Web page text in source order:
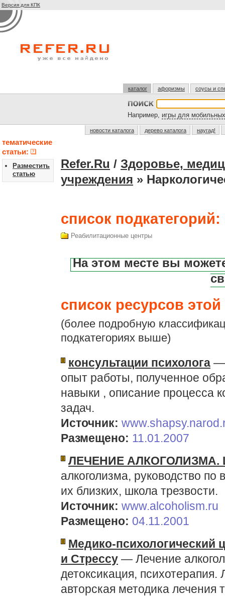
Версия для КПК
каталог афоризмы соусы и
Например, игры для мобильных
новости каталога дерево каталога наугад!
тематические
статьи:
Разместить
статью
Refer.Ru / Здоровье,
учреждения »
список подкатегорий:
Реабилитационные центры
На этом месте вы
список ресурсов этой
(более подробную
подкатегориях выше)
консультации психолога —
опыт работы, полученное
навыки , описание процесса
задач.
Источник:
Размещено: 11.01.2007
ЛЕЧЕНИЕ АЛКОГОЛИЗМА.
алкоголизма, руководство
их близких, школа трезвости.
Источник: www.alcoholism.ru
Размещено: 04.11.2001
Медико-психологический
и Стрессу — Лечение
детоксикация,
авторская методика лечения